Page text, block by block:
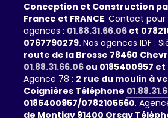
Conception et Construction
France et FRANCE. Contact
agences : 01.88.31.66.06 et
0767790279.Nos agences IDF :
route de la Brosse 78460
01.88.31.66.06 ou 0185400957
Agence 78 : 2 rue du moulin à
Coignières Téléphone
0185400957/0782105560.
de Montjay 91400 Orsay